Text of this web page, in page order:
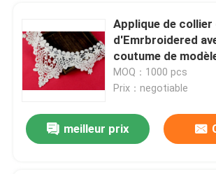
Applique de
d'Emrbroidered
coutume de
de guipure
MOQ：1000 pcs
Prix：negotiable
meilleur prix